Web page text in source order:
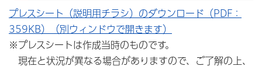
プレスシート（説明用チラシ）のダウンロード（PDF：
359KB）（別ウィンドウで開きます）
※プレスシートは作成当時のものです。
現在と状況が異なる場合がありますので、ご了解の上、